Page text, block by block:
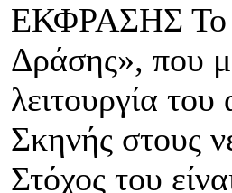
ΕΚΦΡΑΣΗΣ Το
Δράσης», που
λειτουργία του
Σκηνής στους
Στόχος του